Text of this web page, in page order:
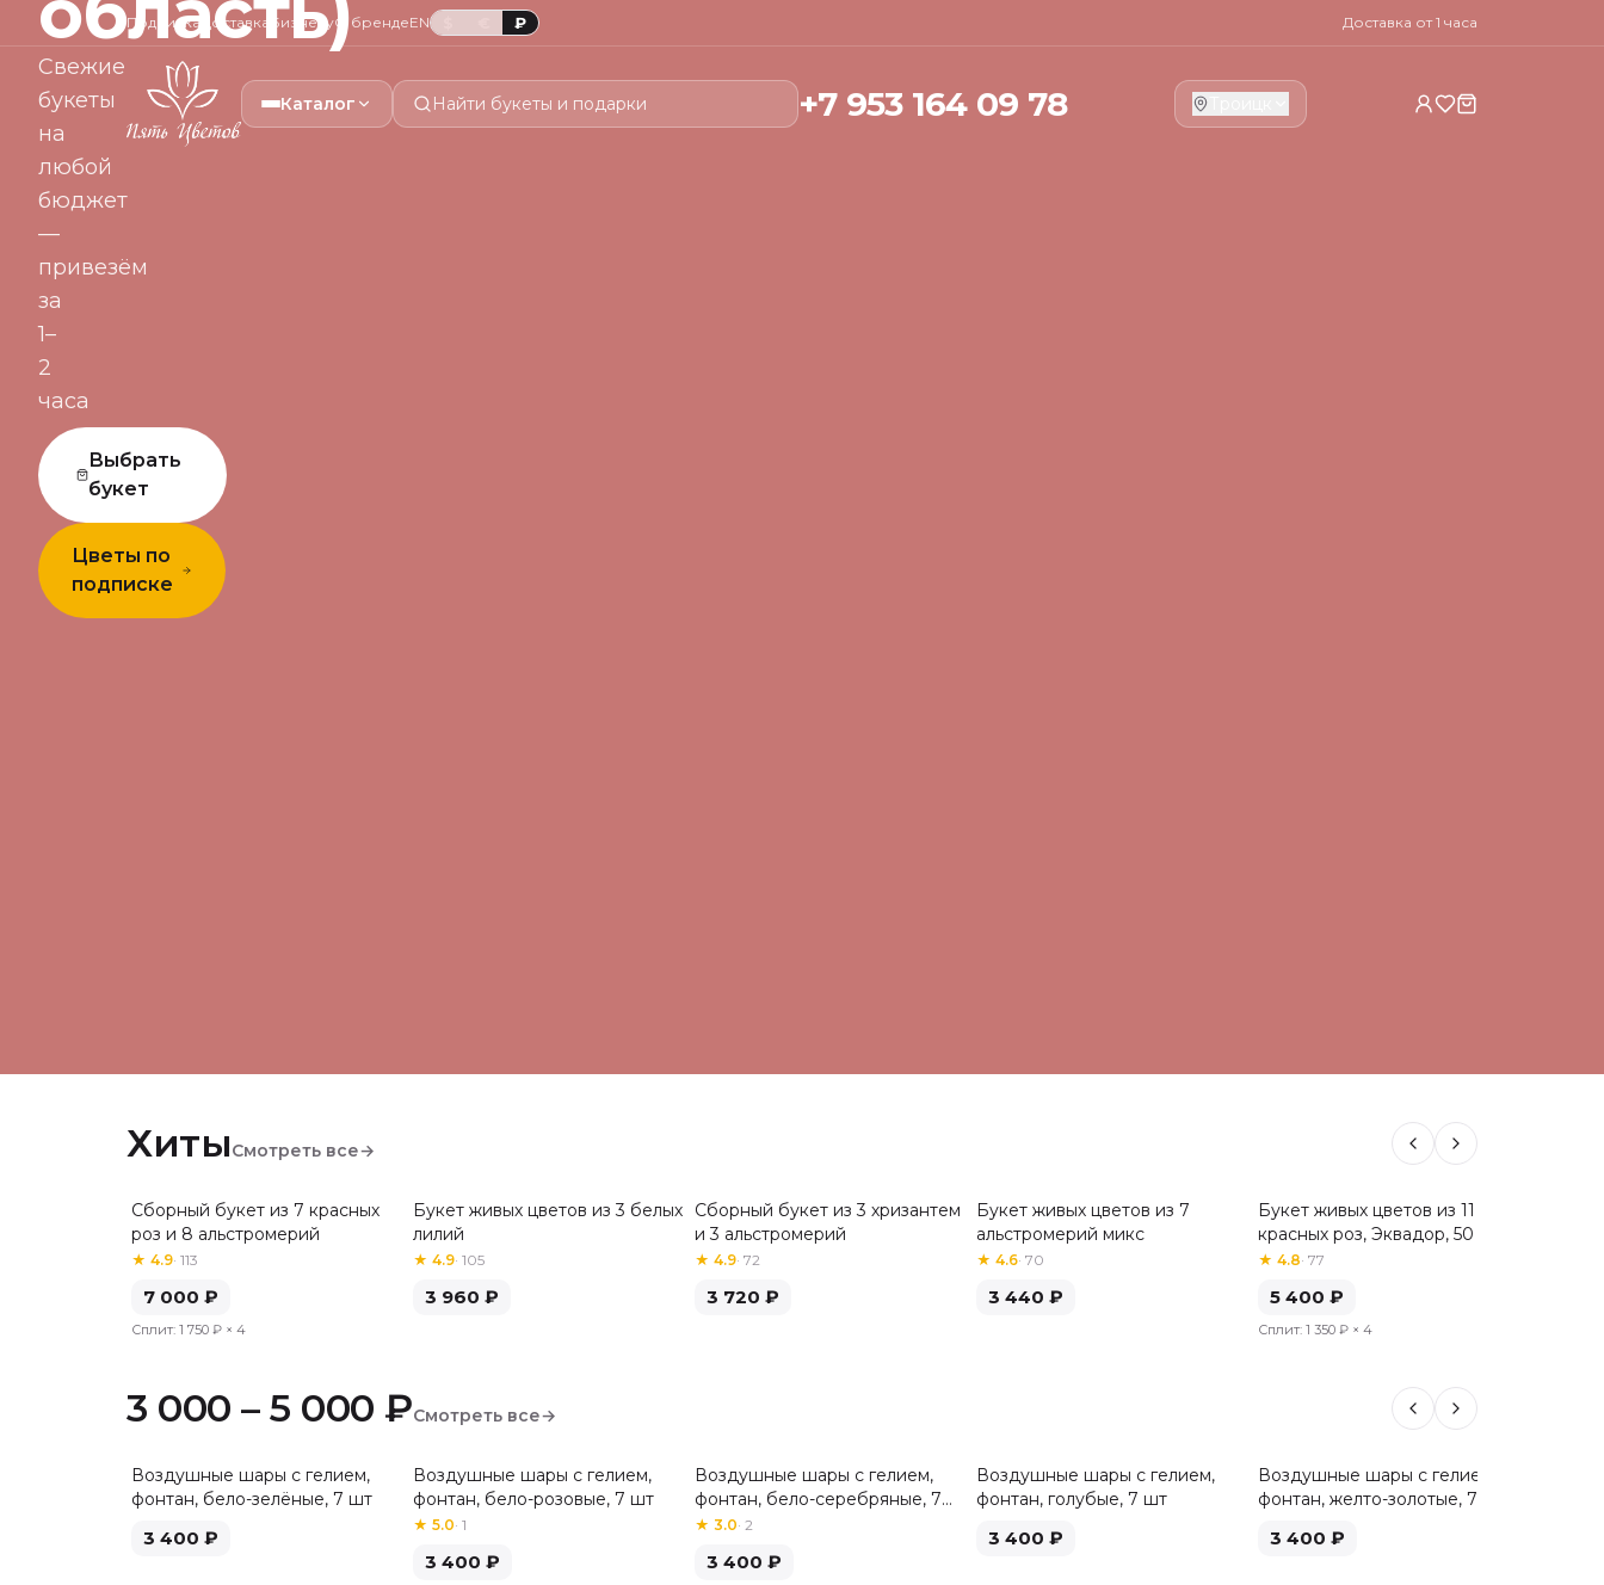
Подписка Доставка БизнесуО брендеEN ₽ Доставка от 1 часа
Каталог Найти букеты и подарки +7 953 164 09 78
Свежие
букеты
на
любой
бюджет
—
привезём
за
1–
2
часа
Выбрать
букет
Цветы по
подписке
ХитыСмотреть все→
Хит
Сборный букет из 7 красных
роз и 8 альстромерий
★ 4.9· 113
7 000 ₽
Сплит: 1 750 ₽ × 4
Хит
Букет живых цветов из 3 белых
лилий
★ 4.9· 105
3 960 ₽
Хит
Сборный букет из 3 хризантем
и 3 альстромерий
★ 4.9· 72
3 720 ₽
Хит
Букет живых цветов из 7
альстромерий микс
★ 4.6· 70
3 440 ₽
Хит
Букет живых цветов из 11
красных роз, Эквадор, 50 см
★ 4.8· 77
5 400 ₽
Сплит: 1 350 ₽ × 4
3 000 – 5 000 ₽Смотреть все→
Воздушные шары с гелием,
фонтан, бело-зелёные, 7 шт
3 400 ₽
Воздушные шары с гелием,
фонтан, бело-розовые, 7 шт
★ 5.0· 1
3 400 ₽
Воздушные шары с гелием,
фонтан, бело-серебряные, 7
шт
★ 3.0· 2
3 400 ₽
Воздушные шары с гелием,
фонтан, голубые, 7 шт
3 400 ₽
Воздушные шары с гелием,
фонтан, желто-золотые, 7 шт
3 400 ₽